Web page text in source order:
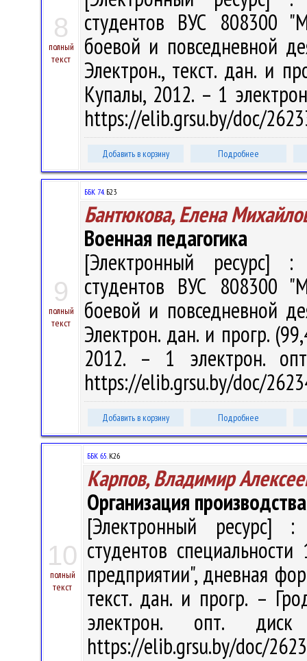
8
полный
текст
студентов ВУС 808300
боевой и повседневной
Электрон., текст. дан. и
Купалы, 2012. – 1
https://elib.grsu.by/doc/
Добавить в корзину Подробнее
9
полный
текст
ББК 74.Б23
Бантюкова, Елена
Военная педагогика
[Электронный ресурс] :
студентов ВУС 808300
боевой и повседневной
Электрон. дан. и прогр.
2012. – 1 электрон.
https://elib.grsu.by/doc/
Добавить в корзину Подробнее
10
полный
текст
ББК 65.К26
Карпов, Владимир
Организация производства
[Электронный ресурс] :
студентов
предприятии", дневная
текст. дан. и прогр. –
электрон. опт.
https://elib.grsu.by/doc/